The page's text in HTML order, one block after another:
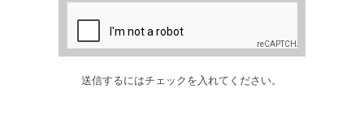
送信するにはチェックを入れてください。